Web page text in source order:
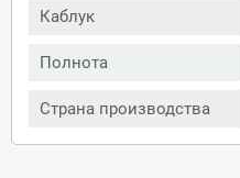
Каблук
Полнота
Страна производства